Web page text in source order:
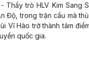
Thầy trò HLV Kim Sang
Độ, trong trận cầu mà
Vĩ Hào trở thành tâm
quốc gia.